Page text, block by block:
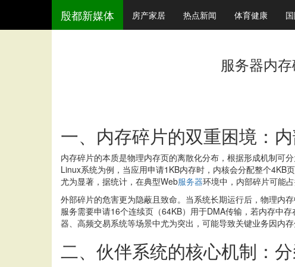
殷都新媒体 房产家居 热点新闻 体育健康
服务器内
一、内存碎片的双重困境：
内存碎片的本质是物理内存页的离散化分布，根据形成机制可
Linux系统为例，当应用申请1KB内存时，内核会分配整个4KB
尤为显著，据统计，在典型Web服务器环境中，内部碎片可能
外部碎片的危害更为隐蔽且致命。当系统长期运行后，物理内
服务需要申请16个连续页（64KB）用于DMA传输，若内存中
器、高频交易系统等场景中尤为突出，可能导致关键业务因内存
二、伙伴系统的核心机制：